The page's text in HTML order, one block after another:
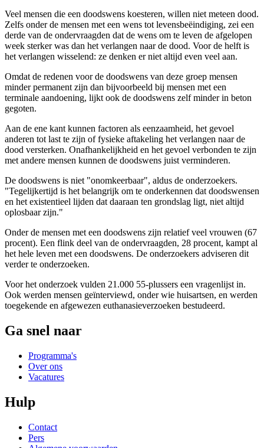
Veel mensen die een doodswens koesteren, willen niet meteen dood.
Zelfs onder de mensen met een wens tot levensbeëindiging, zei een
derde van de ondervraagden dat de wens om te leven de afgelopen
week sterker was dan het verlangen naar de dood. Voor de helft is
het verlangen wisselend: ze denken er niet altijd even veel aan.
Omdat de redenen voor de doodswens van deze groep mensen
minder permanent zijn dan bijvoorbeeld bij mensen met een
terminale aandoening, lijkt ook de doodswens zelf minder in beton
gegoten.
Aan de ene kant kunnen factoren als eenzaamheid, het gevoel
anderen tot last te zijn of fysieke aftakeling het verlangen naar de
dood versterken. Onafhankelijkheid en het gevoel verbonden te zijn
met andere mensen kunnen de doodswens juist verminderen.
De doodswens is niet "onomkeerbaar", aldus de onderzoekers.
"Tegelijkertijd is het belangrijk om te onderkennen dat doodswensen
en het existentieel lijden dat daaraan ten grondslag ligt, niet altijd
oplosbaar zijn."
Onder de mensen met een doodswens zijn relatief veel vrouwen (67
procent). Een flink deel van de ondervraagden, 28 procent, kampt al
het hele leven met een doodswens. De onderzoekers adviseren dit
verder te onderzoeken.
Voor het onderzoek vulden 21.000 55-plussers een vragenlijst in.
Ook werden mensen geïnterviewd, onder wie huisartsen, en werden
toegekende en afgewezen euthanasieverzoeken bestudeerd.
Ga snel naar
Programma's
Over ons
Vacatures
Hulp
Contact
Pers